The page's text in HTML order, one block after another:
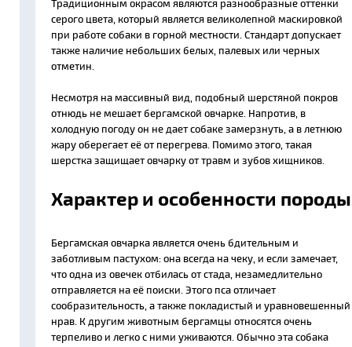
Традиционным окрасом являются разнообразные оттенки
серого цвета, который является великолепной маскировкой
при работе собаки в горной местности. Стандарт допускает
также наличие небольших белых, палевых или черных
отметин.
Несмотря на массивный вид, подобный шерстяной покров
отнюдь не мешает бергамской овчарке. Напротив, в
холодную погоду он не дает собаке замерзнуть, а в летнюю
жару оберегает её от перегрева. Помимо этого, такая
шерстка защищает овчарку от травм и зубов хищников.
Характер и особенности породы
Бергамская овчарка является очень бдительным и
заботливым пастухом: она всегда на чеку, и если замечает,
что одна из овечек отбилась от стада, незамедлительно
отправляется на её поиски. Этого пса отличает
сообразительность, а также покладистый и уравновешенный
нрав. К другим животным бергамцы относятся очень
терпеливо и легко с ними уживаются. Обычно эта собака